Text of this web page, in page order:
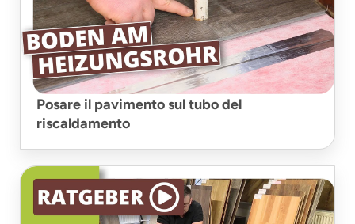
Posare il pavimento sul tubo del
riscaldamento